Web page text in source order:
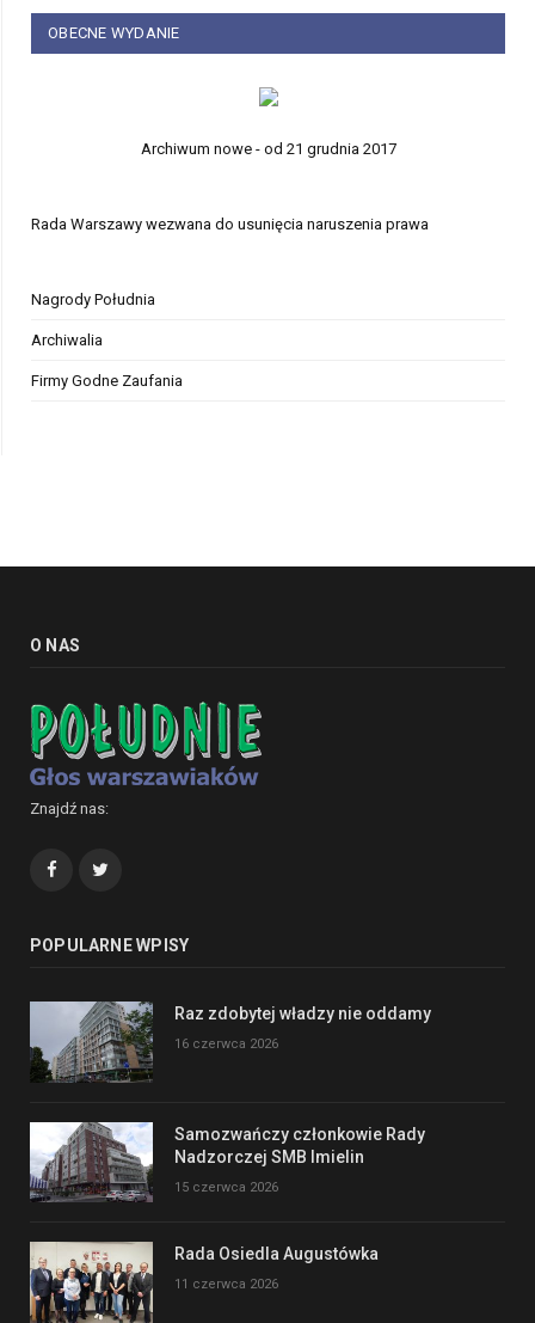
OBECNE WYDANIE
Archiwum nowe - od 21 grudnia 2017
Rada Warszawy wezwana do usunięcia naruszenia prawa
Nagrody Południa
Archiwalia
Firmy Godne Zaufania
O NAS
Znajdź nas:
Facebook
POPULARNE WPISY
Raz zdobytej władzy nie oddamy
16 czerwca 2026
Samozwańczy członkowie Rady
Nadzorczej SMB Imielin
15 czerwca 2026
Rada Osiedla Augustówka
11 czerwca 2026